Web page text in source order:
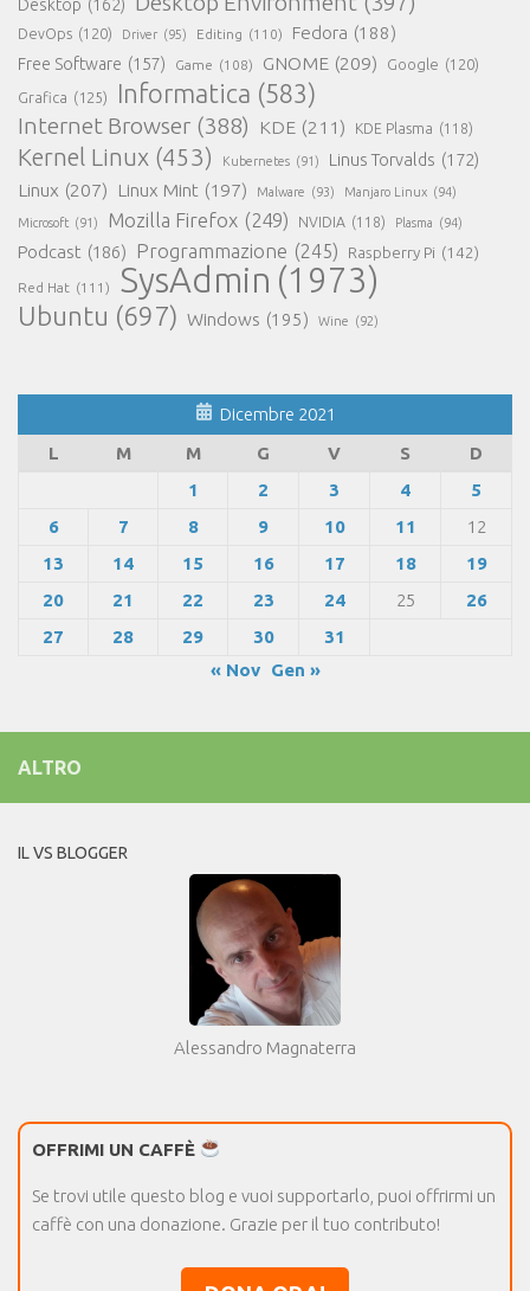
Desktop (162)
DevOps (120) Driver (95) Editing (110) Fedora (188)
Free Software (157) Game (108) GNOME (209) Google (120)
Grafica (125) Informatica (583)
Internet Browser (388) KDE (211) KDE Plasma (118)
Kernel Linux (453) Kubernetes (91) Linus Torvalds (172)
Linux (207) Linux Mint (197) Malware (93) Manjaro Linux (94)
Microsoft (91) Mozilla Firefox (249) NVIDIA (118) Plasma (94)
Podcast (186) Programmazione (245) Raspberry Pi (142)
Red Hat (111) SysAdmin (1973)
Ubuntu (697) Windows (195) Wine (92)
Dicembre 2021
L
M M G V S
D
1
2 3 4
5
6
7 8 9 10 11
12
13
14 15 16 17 18
19
20
21 22 23 24 25
26
27
28 29 30
31
« Nov
Gen »
ALTRO
IL VS BLOGGER
Alessandro Magnaterra
OFFRIMI UN CAFFÈ
Se trovi utile questo blog e vuoi supportarlo, puoi offrirmi un
caffè con una donazione. Grazie per il tuo contributo!